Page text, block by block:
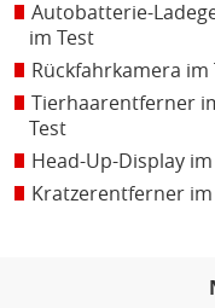
Autobatterie-
im Test
Rückfahrkamera im
Tierhaarentferner
Test
Head-Up-Display
Kratzerentferner im